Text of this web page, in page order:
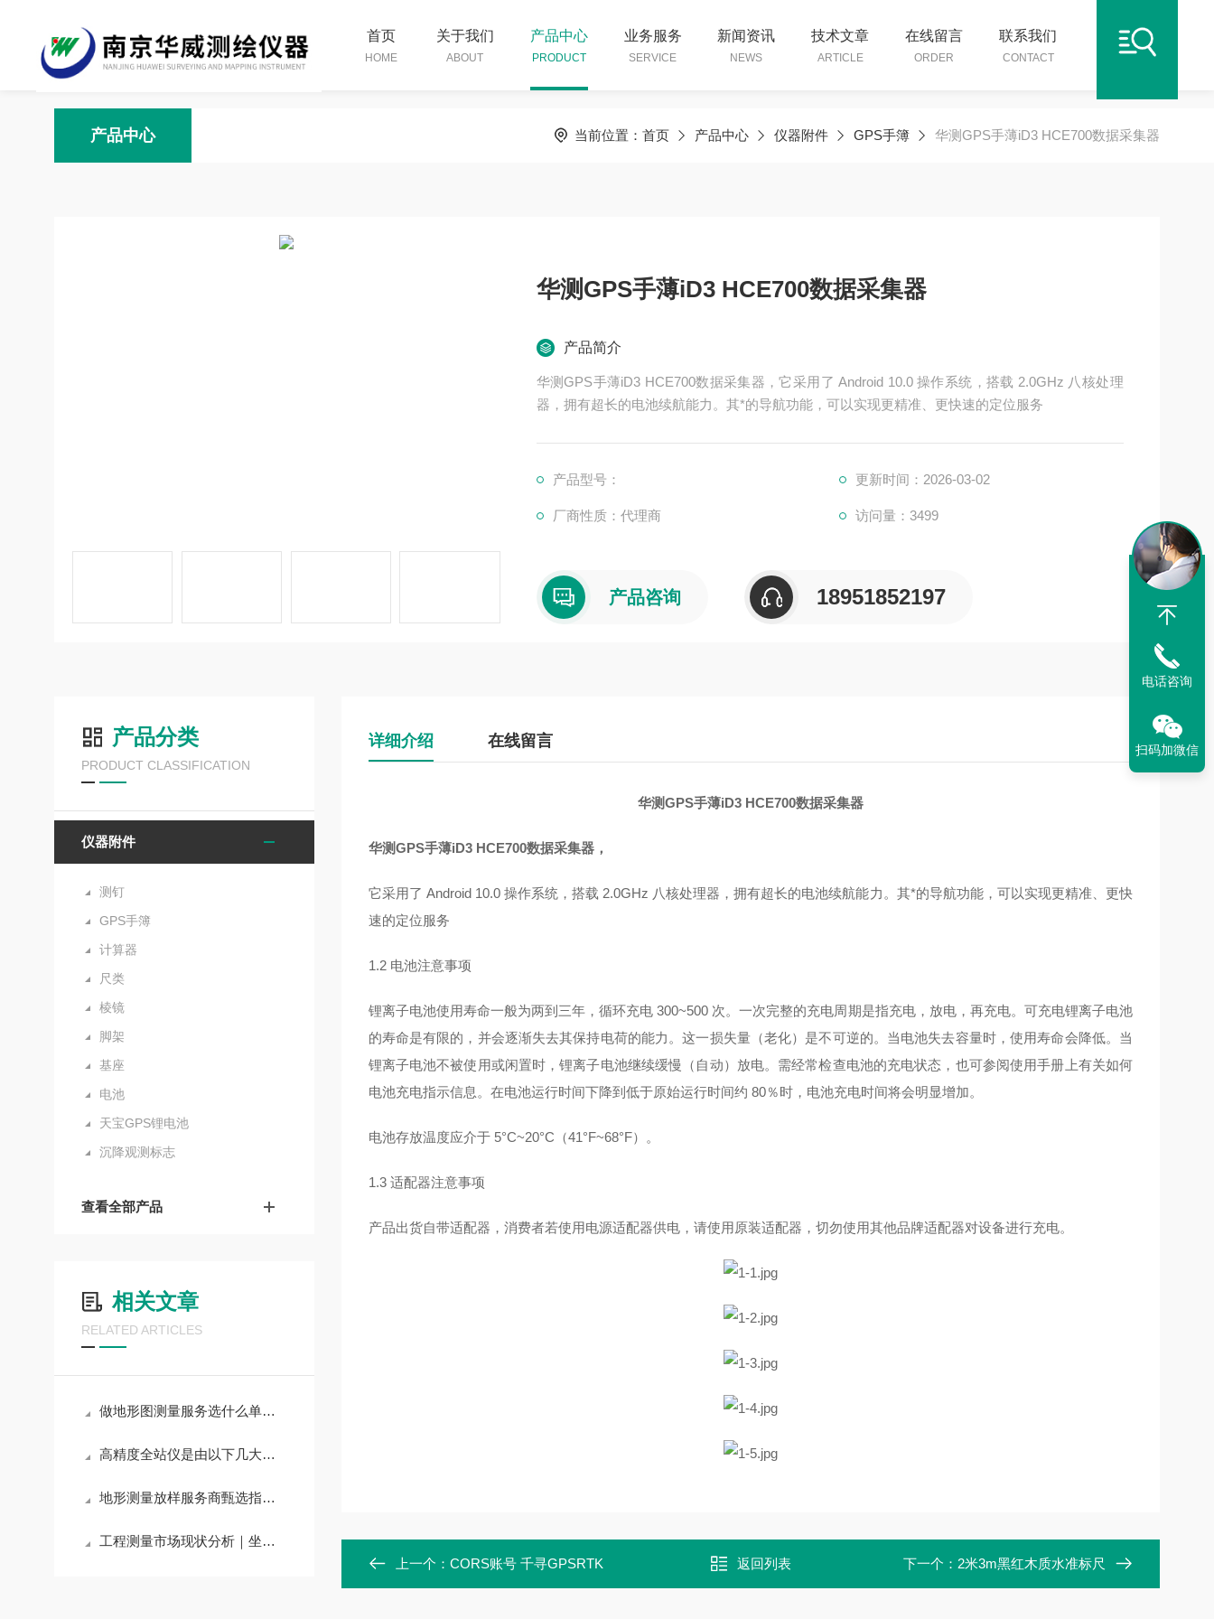
首页
HOME
关于我们
ABOUT
产品中心
PRODUCT
业务服务
SERVICE
新闻资讯
NEWS
技术文章
ARTICLE
在线留言
ORDER
联系我们
CONTACT
产品中心 当前位置： 首页 产品中心 仪器附件 GPS手簿 华测GPS手薄iD3 HCE700数据采集器
华测GPS手薄iD3 HCE700数据采集器
产品简介
华测GPS手薄iD3 HCE700数据采集器，它采用了 Android 10.0 操作系统，搭载 2.0GHz 八核处理
器，拥有超长的电池续航能力。其*的导航功能，可以实现更精准、更快速的定位服务
产品型号： 更新时间：2026-03-02
厂商性质：代理商 访问量：3499
产品咨询 18951852197
产品分类
PRODUCT CLASSIFICATION
仪器附件
测钉
GPS手簿
计算器
尺类
棱镜
脚架
基座
电池
天宝GPS锂电池
沉降观测标志
查看全部产品
相关文章
RELATED ARTICLES
做地形图测量服务选什么单位好？2026口碑测绘测量服务商测评
高精度全站仪是由以下几大结构组成的
地形测量放样服务商甄选指南：避开工程放样误区，锁定精准靠谱服务
工程测量市场现状分析｜坐标经纬度工程测量服务企业合作遴选方案
详细介绍 在线留言
华测GPS手薄iD3 HCE700数据采集器
华测GPS手薄iD3 HCE700数据采集器，
它采用了 Android 10.0 操作系统，搭载 2.0GHz 八核处理器，拥有超长的电池续航能力。其*的导航功能，可以实现更精准、更快
速的定位服务
1.2 电池注意事项
锂离子电池使用寿命一般为两到三年，循环充电 300~500 次。一次完整的充电周期是指充电，放电，再充电。可充电锂离子电池
的寿命是有限的，并会逐渐失去其保持电荷的能力。这一损失量（老化）是不可逆的。当电池失去容量时，使用寿命会降低。当
锂离子电池不被使用或闲置时，锂离子电池继续缓慢（自动）放电。需经常检查电池的充电状态，也可参阅使用手册上有关如何
电池充电指示信息。在电池运行时间下降到低于原始运行时间约 80％时，电池充电时间将会明显增加。
电池存放温度应介于 5°C~20°C （41°F~68°F）。
1.3 适配器注意事项
产品出货自带适配器，消费者若使用电源适配器供电，请使用原装适配器，切勿使用其他品牌适配器对设备进行充电。
上一个： CORS账号 千寻GPSRTK 返回列表 下一个： 2米3m黑红木质水准标尺
电话咨询
扫码加微信